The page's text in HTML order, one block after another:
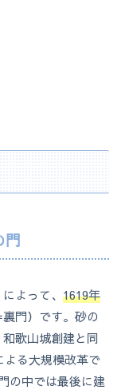
門
よって、 1619年
裏門）です。砂の
歌山城創建と同
よる大規模改革で
の中では最後に建